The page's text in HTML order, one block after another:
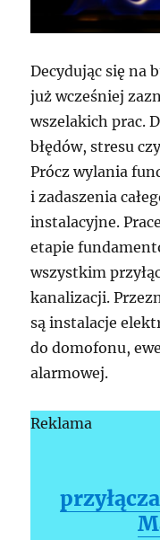
Decydując się na
już wcześniej
wszelakich prac.
błędów, stresu
Prócz wylania
i zadaszenia
instalacyjne.
etapie
wszystkim
kanalizacji.
są instalacje
do domofonu,
alarmowej.
Reklama